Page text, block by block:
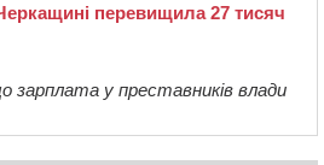
перевищила 27 тисяч
зарплата у преставників влади